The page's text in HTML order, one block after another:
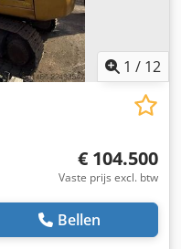
1 / 12
€ 104.500
Vaste prijs excl. btw
Bellen